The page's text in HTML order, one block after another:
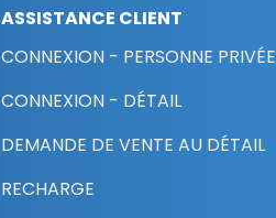
ASSISTANCE CLIENT
CONNEXION - PERSONNE PRIVÉE
CONNEXION - DÉTAIL
DEMANDE DE VENTE AU DÉTAIL
RECHARGE